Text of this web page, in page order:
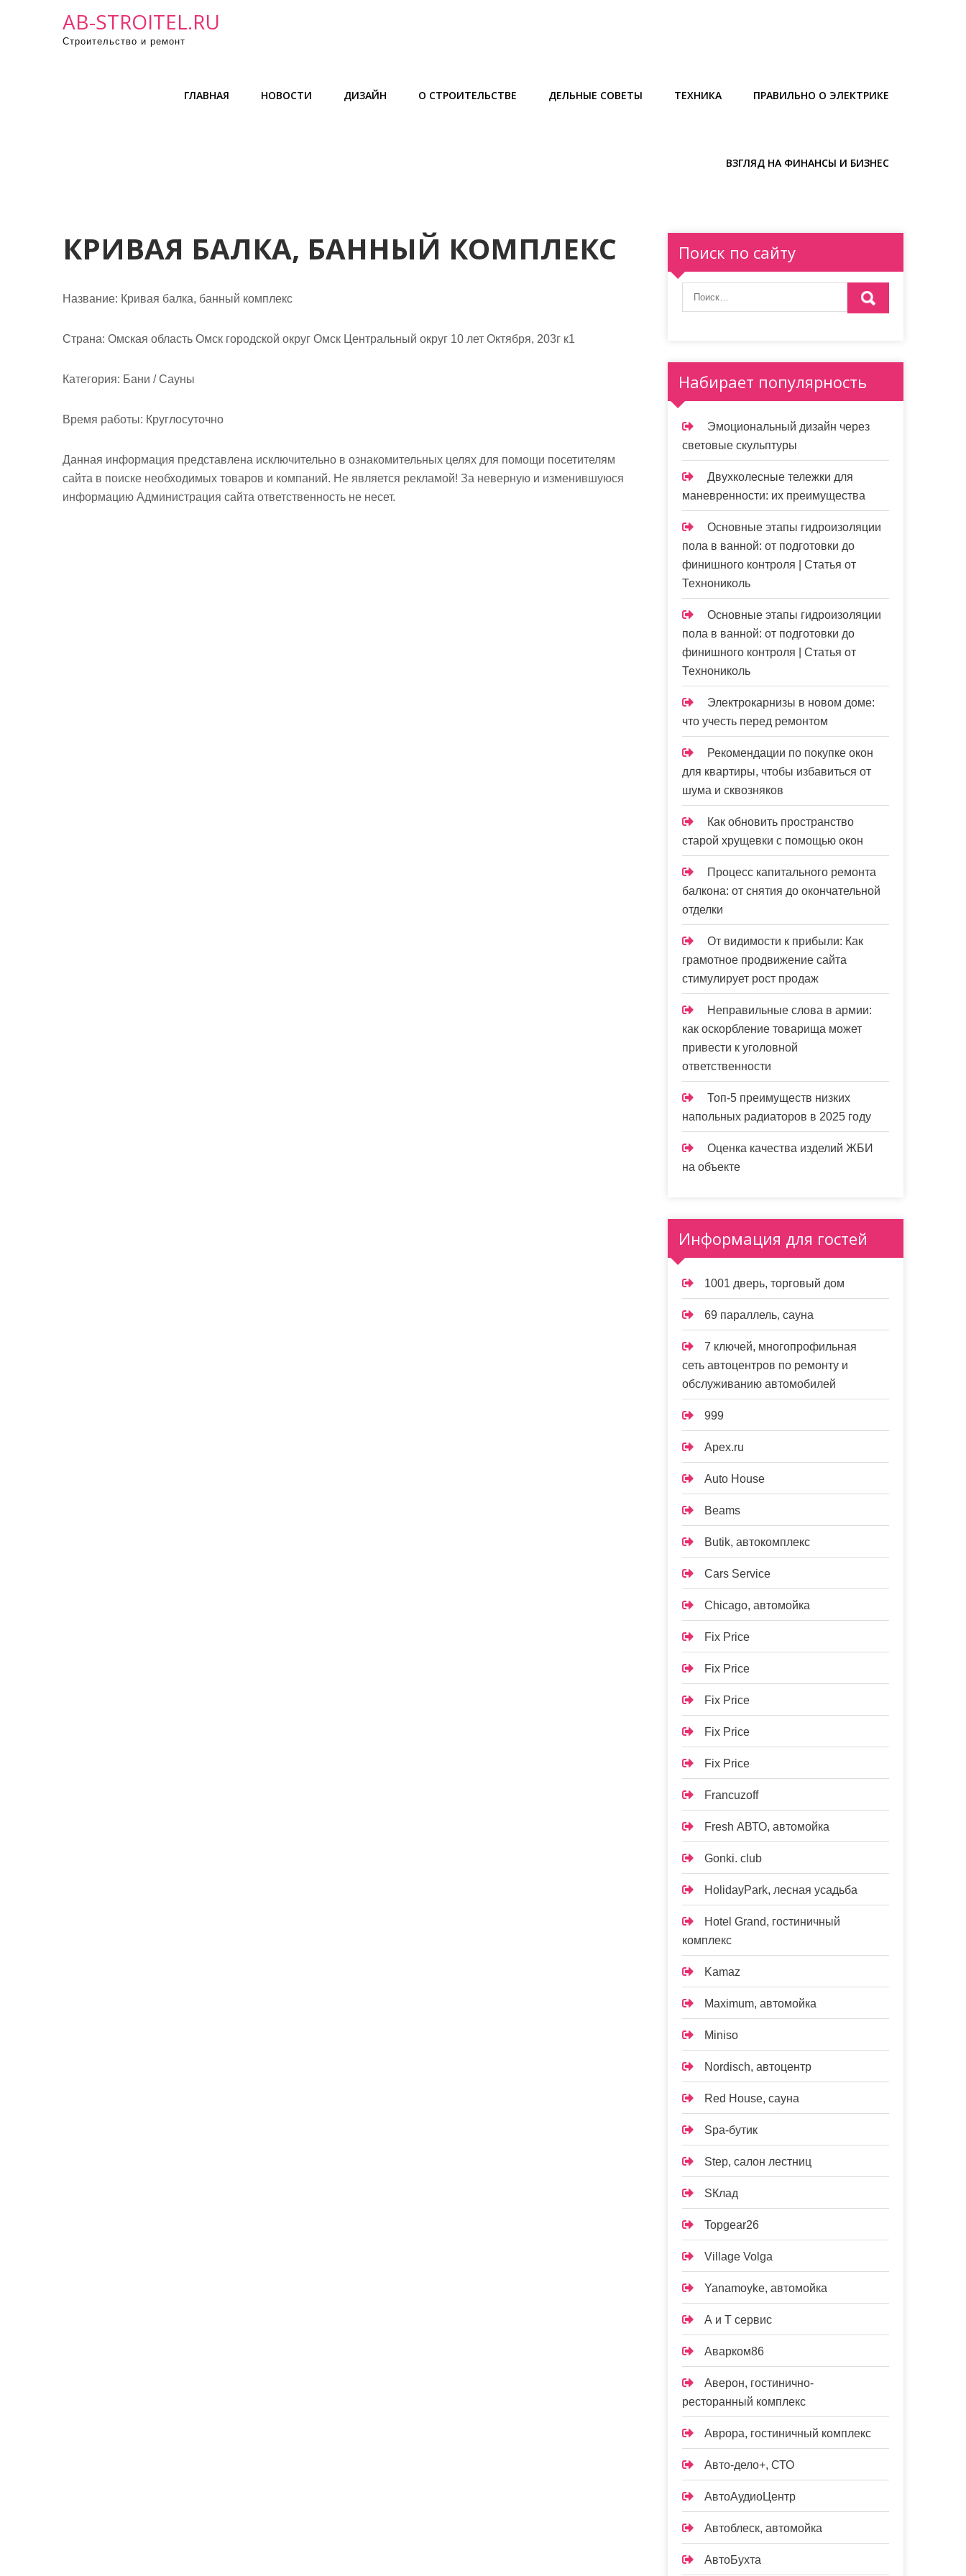
AB-STROITEL.RU
Строительство и ремонт
ГЛАВНАЯ НОВОСТИ ДИЗАЙН О СТРОИТЕЛЬСТВЕ ДЕЛЬНЫЕ СОВЕТЫ ТЕХНИКА ПРАВИЛЬНО О ЭЛЕКТРИКЕ
ВЗГЛЯД НА ФИНАНСЫ И БИЗНЕС
КРИВАЯ БАЛКА, БАННЫЙ КОМПЛЕКС
Название: Кривая балка, банный комплекс
Страна: Омская область Омск городской округ Омск Центральный округ 10 лет Октября, 203г к1
Категория: Бани / Сауны
Время работы: Круглосуточно
Данная информация представлена исключительно в ознакомительных целях для помощи посетителям
сайта в поиске необходимых товаров и компаний. Не является рекламой! За неверную и изменившуюся
информацию Администрация сайта ответственность не несет.
Поиск по сайту
Набирает популярность
Эмоциональный дизайн через
световые скульптуры
Двухколесные тележки для
маневренности: их преимущества
Основные этапы гидроизоляции
пола в ванной: от подготовки до
финишного контроля | Статья от
Технониколь
Основные этапы гидроизоляции
пола в ванной: от подготовки до
финишного контроля | Статья от
Технониколь
Электрокарнизы в новом доме:
что учесть перед ремонтом
Рекомендации по покупке окон
для квартиры, чтобы избавиться от
шума и сквозняков
Как обновить пространство
старой хрущевки с помощью окон
Процесс капитального ремонта
балкона: от снятия до окончательной
отделки
От видимости к прибыли: Как
грамотное продвижение сайта
стимулирует рост продаж
Неправильные слова в армии:
как оскорбление товарища может
привести к уголовной
ответственности
Топ-5 преимуществ низких
напольных радиаторов в 2025 году
Оценка качества изделий ЖБИ
на объекте
Информация для гостей
1001 дверь, торговый дом
69 параллель, сауна
7 ключей, многопрофильная
сеть автоцентров по ремонту и
обслуживанию автомобилей
999
Apex.ru
Auto House
Beams
Butik, автокомплекс
Cars Service
Chicago, автомойка
Fix Price
Fix Price
Fix Price
Fix Price
Fix Price
Francuzoff
Fresh АВТО, автомойка
Gonki. club
HolidayPark, лесная усадьба
Hotel Grand, гостиничный
комплекс
Kamaz
Maximum, автомойка
Miniso
Nordisch, автоцентр
Red House, сауна
Spa-бутик
Step, салон лестниц
SКлад
Topgear26
Village Volga
Yanamoyke, автомойка
А и Т сервис
Аварком86
Аверон, гостинично-
ресторанный комплекс
Аврора, гостиничный комплекс
Авто-дело+, СТО
АвтоАудиоЦентр
Автоблеск, автомойка
АвтоБухта